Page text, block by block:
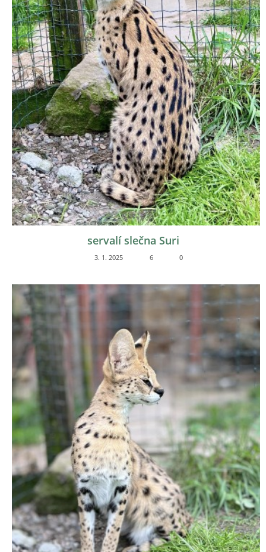
Update cookies preferences
© 2026 eStránky.cz
|RSS
servalí slečna Suri
3. 1. 2025 6 0